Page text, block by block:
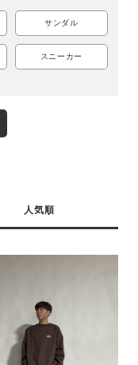
サンダル
スニーカー
人気順